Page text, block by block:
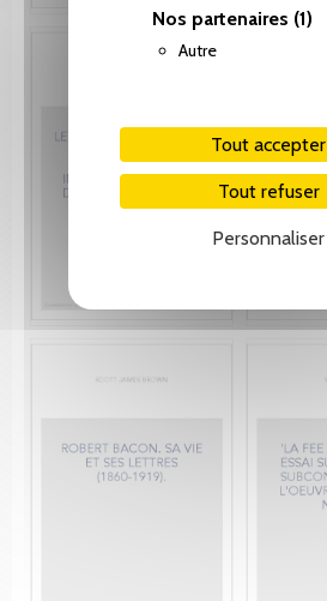
Nos partenaires (1)
Autre
Tout accepter
Tout refuser
Personnaliser